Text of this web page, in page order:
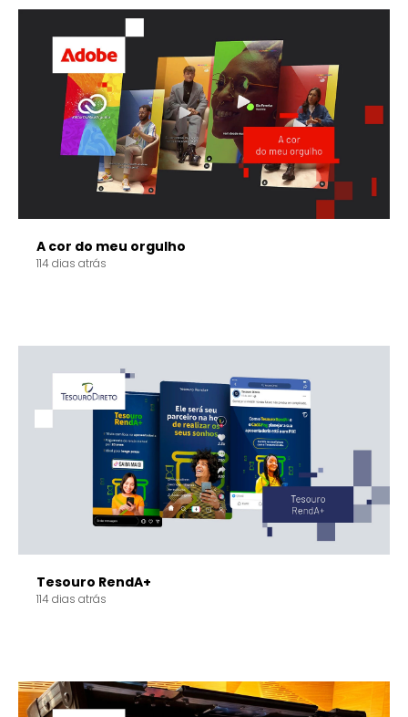
A cor do meu orgulho
114 dias atrás
Tesouro RendA+
114 dias atrás